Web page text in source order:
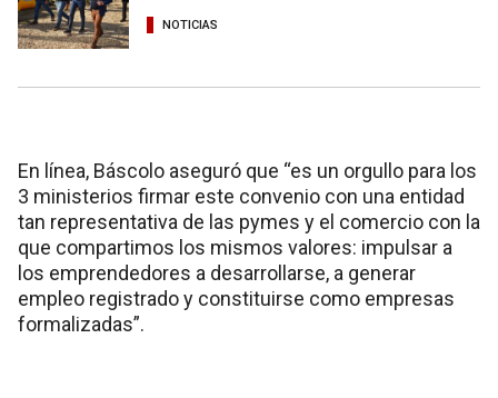
NOTICIAS
En línea, Báscolo aseguró que “es un orgullo para los
3 ministerios firmar este convenio con una entidad
tan representativa de las pymes y el comercio con la
que compartimos los mismos valores: impulsar a
los emprendedores a desarrollarse, a generar
empleo registrado y constituirse como empresas
formalizadas”.